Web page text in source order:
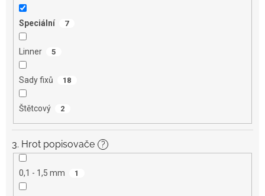
Speciální 7
Linner 5
Sady fixů 18
Štětcový 2
3. Hrot popisovače ?
0,1 - 1,5 mm 1